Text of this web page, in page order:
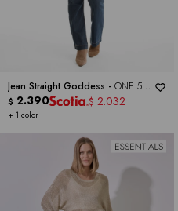
Jean Straight Goddess - ONE 5
ONE
+ 1 color
$ 2.390 $ 2.032